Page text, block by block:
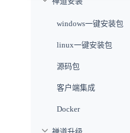
windows一键安装包
linux一键安装包
源码包
客户端集成
Docker